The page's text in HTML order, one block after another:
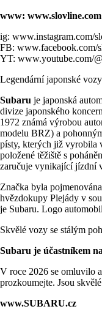
www: www.slovline.com
ig: www.instagram.com/
FB: www.facebook.com/
YT: www.youtube.com/
Legendární japonské
Subaru je japonská
divize japonského
1972 známá výrobou
modelu BRZ) a
písty, kterých již vyrobila
položené těžiště s
zaručuje vynikající jízdní
Značka byla
hvězdokupy Plejády v
je Subaru. Logo
Skvělé vozy se stálým
Subaru je účastníkem
V roce 2026 se omluvilo
prozkoumejte. Jsou
www.SUBARU.cz